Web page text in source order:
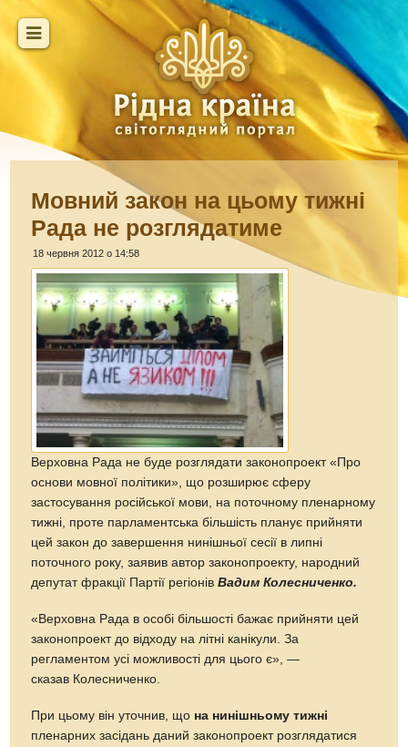
Мовний закон на цьому тижні
Рада не розглядатиме
18 червня 2012 о 14:58
Верховна Рада не буде розглядати законопроект «Про
основи мовної політики», що розширює сферу
застосування російської мови, на поточному пленарному
тижні, проте парламентська більшість планує прийняти
цей закон до завершення нинішньої сесії в липні
поточного року, заявив автор законопроекту, народний
депутат фракції Партії регіонівВадим Колесниченко.
«Верховна Рада в особі більшості бажає прийняти цей
законопроект до відходу на літні канікули. За
регламентом усі можливості для цього є», —
сказав Колесниченко.
При цьому він уточнив, що на нинішньому тижні
пленарних засідань даний законопроект розглядатися